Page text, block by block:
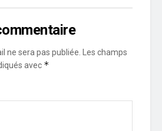
ne sera pas publiée. Les champs
avec *